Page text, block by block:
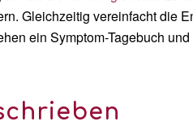
Gleichzeitig vereinfacht die
ein Symptom-Tagebuch